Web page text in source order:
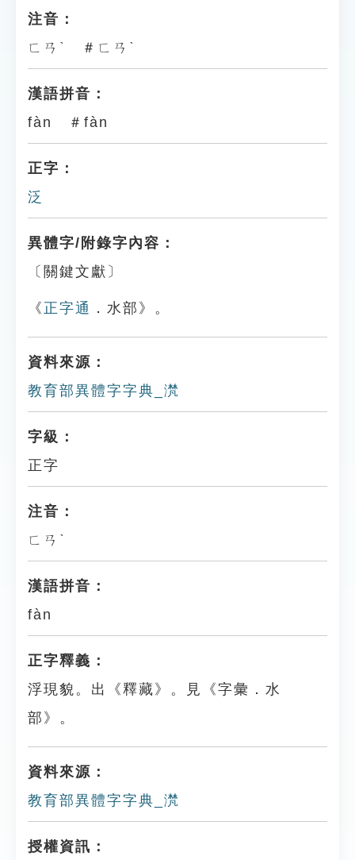
注音：
ㄈㄢˋ ＃ㄈㄢˋ
漢語拼音：
fàn ＃fàn
正字：
泛
異體字/附錄字內容：
〔關鍵文獻〕
《 正字通 ．水部》。
資料來源：
教育部異體字字典_滼
字級：
正字
注音：
ㄈㄢˋ
漢語拼音：
fàn
正字釋義：
浮現貌。出《釋藏》。見《字彙．水
部》。
資料來源：
教育部異體字字典_滼
授權資訊：